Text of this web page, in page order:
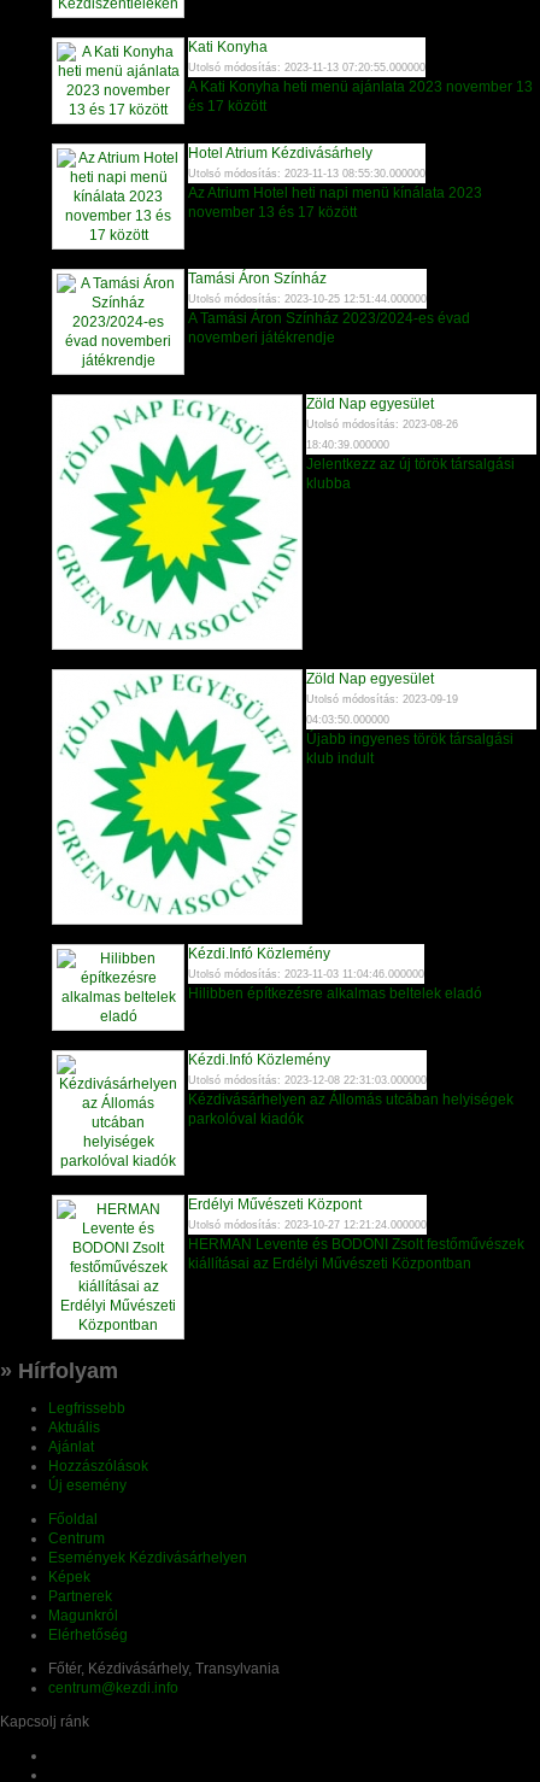
Kati Konyha
Utolsó módosítás: 2023-11-13 07:20:55.000000
A Kati Konyha heti menü ajánlata 2023 november 13
és 17 között
Hotel Atrium Kézdivásárhely
Utolsó módosítás: 2023-11-13 08:55:30.000000
Az Atrium Hotel heti napi menü kínálata 2023
november 13 és 17 között
Tamási Áron Színház
Utolsó módosítás: 2023-10-25 12:51:44.000000
A Tamási Áron Színház 2023/2024-es évad
novemberi játékrendje
Zöld Nap egyesület
Utolsó módosítás: 2023-08-26
18:40:39.000000
Jelentkezz az új török társalgási
klubba
Zöld Nap egyesület
Utolsó módosítás: 2023-09-19
04:03:50.000000
Újabb ingyenes török társalgási
klub indult
Kézdi.Infó Közlemény
Utolsó módosítás: 2023-11-03 11:04:46.000000
Hilibben építkezésre alkalmas beltelek eladó
Kézdi.Infó Közlemény
Utolsó módosítás: 2023-12-08 22:31:03.000000
Kézdivásárhelyen az Állomás utcában helyiségek
parkolóval kiadók
Erdélyi Művészeti Központ
Utolsó módosítás: 2023-10-27 12:21:24.000000
HERMAN Levente és BODONI Zsolt festőművészek
kiállításai az Erdélyi Művészeti Központban
» Hírfolyam
Legfrissebb
Aktuális
Ajánlat
Hozzászólások
Új esemény
Főoldal
Centrum
Események Kézdivásárhelyen
Képek
Partnerek
Magunkról
Elérhetőség
Főtér, Kézdivásárhely, Transylvania
centrum@kezdi.info
Kapcsolj ránk